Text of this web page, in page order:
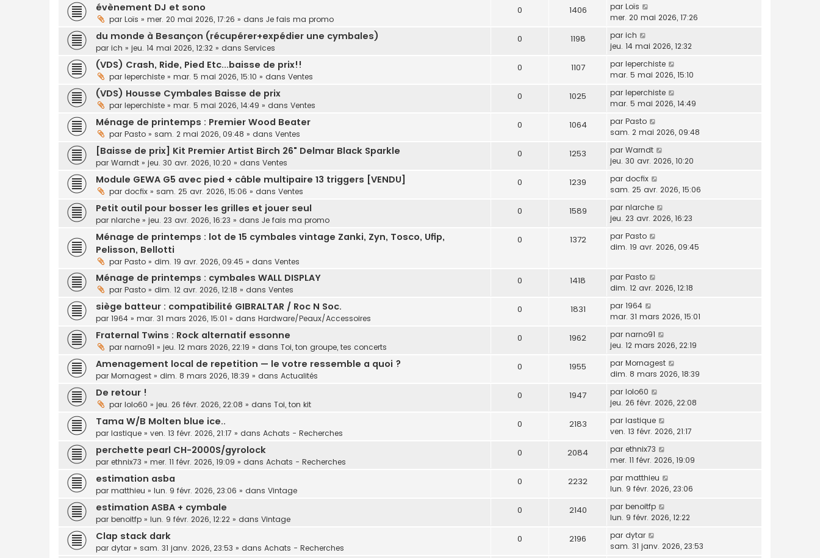
évènement DJ et sono
par Loïs » mer. 20 mai 2026, 17:26 » dans Je fais ma promo
0 1406 par Loïs
mer. 20 mai 2026, 17:26
du monde à Besançon (récupérer+expédier une cymbales)
par ich » jeu. 14 mai 2026, 12:32 » dans Services
0 1198 par ich
jeu. 14 mai 2026, 12:32
(VDS) Crash, Ride, Pied Etc...baisse de prix!!
par leperchiste » mar. 5 mai 2026, 15:10 » dans Ventes
0 1107 par leperchiste
mar. 5 mai 2026, 15:10
(VDS) Housse Cymbales Baisse de prix
par leperchiste » mar. 5 mai 2026, 14:49 » dans Ventes
0 1025 par leperchiste
mar. 5 mai 2026, 14:49
Ménage de printemps : Premier Wood Beater
par Pasto » sam. 2 mai 2026, 09:48 » dans Ventes
0 1064 par Pasto
sam. 2 mai 2026, 09:48
[Baisse de prix] Kit Premier Artist Birch 26" Delmar Black Sparkle
par Warndt » jeu. 30 avr. 2026, 10:20 » dans Ventes
0 1253 par Warndt
jeu. 30 avr. 2026, 10:20
Module GEWA G5 avec pied + câble multipaire 13 triggers [VENDU]
par docfix » sam. 25 avr. 2026, 15:06 » dans Ventes
0 1239 par docfix
sam. 25 avr. 2026, 15:06
Petit outil pour bosser les grilles et jouer seul
par nlarche » jeu. 23 avr. 2026, 16:23 » dans Je fais ma promo
0 1589 par nlarche
jeu. 23 avr. 2026, 16:23
Ménage de printemps : lot de 15 cymbales vintage Zanki, Zyn, Tosco, Ufip,
Pelisson, Bellotti
par Pasto » dim. 19 avr. 2026, 09:45 » dans Ventes
0 1372 par Pasto
dim. 19 avr. 2026, 09:45
Ménage de printemps : cymbales WALL DISPLAY
par Pasto » dim. 12 avr. 2026, 12:18 » dans Ventes
0 1418 par Pasto
dim. 12 avr. 2026, 12:18
siège batteur : compatibilité GIBRALTAR / Roc N Soc.
par 1964 » mar. 31 mars 2026, 15:01 » dans Hardware/Peaux/Accessoires
0 1831 par 1964
mar. 31 mars 2026, 15:01
Fraternal Twins : Rock alternatif essonne
par narno91 » jeu. 12 mars 2026, 22:19 » dans Toi, ton groupe, tes concerts
0 1962 par narno91
jeu. 12 mars 2026, 22:19
Amenagement local de repetition — le votre ressemble a quoi ?
par Mornagest » dim. 8 mars 2026, 18:39 » dans Actualités
0 1955 par Mornagest
dim. 8 mars 2026, 18:39
De retour !
par lolo60 » jeu. 26 févr. 2026, 22:08 » dans Toi, ton kit
0 1947 par lolo60
jeu. 26 févr. 2026, 22:08
Tama W/B Molten blue ice..
par lastique » ven. 13 févr. 2026, 21:17 » dans Achats - Recherches
0 2183 par lastique
ven. 13 févr. 2026, 21:17
perchette pearl CH-2000S/gyrolock
par ethnix73 » mer. 11 févr. 2026, 19:09 » dans Achats - Recherches
0 2084 par ethnix73
mer. 11 févr. 2026, 19:09
estimation asba
par matthieu » lun. 9 févr. 2026, 23:06 » dans Vintage
0 2232 par matthieu
lun. 9 févr. 2026, 23:06
estimation ASBA + cymbale
par benoitfp » lun. 9 févr. 2026, 12:22 » dans Vintage
0 2140 par benoitfp
lun. 9 févr. 2026, 12:22
Clap stack dark
par dytar » sam. 31 janv. 2026, 23:53 » dans Achats - Recherches
0 2196 par dytar
sam. 31 janv. 2026, 23:53